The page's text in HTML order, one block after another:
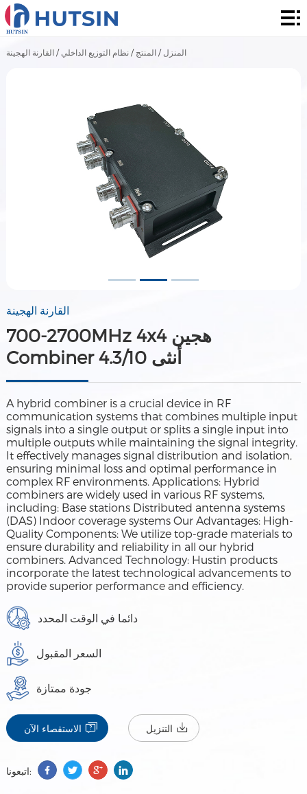
المنزل
المنزل /المنتج /نظام التوزيع الداخلي /القارنة الهجينة
القارنة الهجينة
700-2700MHz 4x4 هجين
Combiner 4.3/10 أنثى
A hybrid combiner is a crucial device in RF
communication systems that combines multiple input
signals into a single output or splits a single input into
multiple outputs while maintaining the signal integrity.
It effectively manages signal distribution and isolation,
ensuring minimal loss and optimal performance in
complex RF environments. Applications: Hybrid
combiners are widely used in various RF systems,
including: Base stations Distributed antenna systems
(DAS) Indoor coverage systems Our Advantages: High-
Quality Components: We utilize top-grade materials to
ensure durability and reliability in all our hybrid
combiners. Advanced Technology: Hustin products
incorporate the latest technological advancements to
provide superior performance and efficiency.
دائما في الوقت المحدد
السعر المقبول
جودة ممتازة
الاستقصاء الآن التنزيل
اتبعونا: